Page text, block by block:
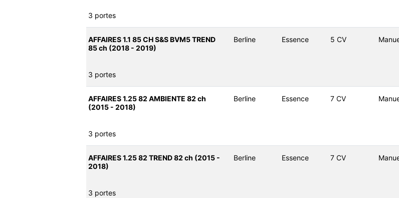
3 portes
AFFAIRES 1.1 85 CH S&S BVM5 TREND
85 ch (2018 - 2019)
Berline Essence 5 CV
3 portes
AFFAIRES 1.25 82 AMBIENTE 82 ch
(2015 - 2018)
Berline Essence 7 CV
3 portes
AFFAIRES 1.25 82 TREND 82 ch (2015 -
2018)
Berline Essence 7 CV
3 portes